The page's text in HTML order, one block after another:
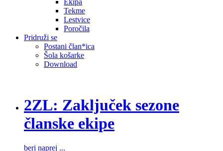
Ekipa
Tekme
Lestvice
Poročila
Pridruži se
Postani član*ica
Šola košarke
Download
2ZL: Zaključek sezone
članske ekipe
beri naprej ...